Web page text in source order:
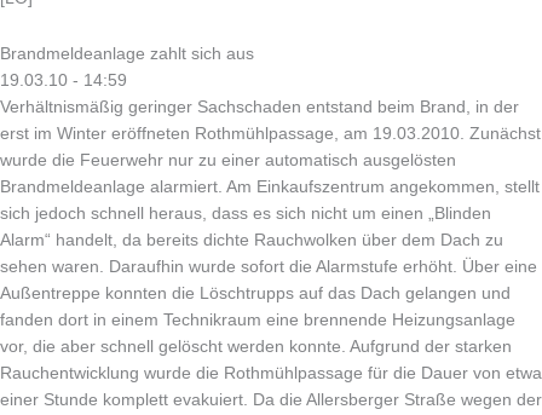
Brandmeldeanlage zahlt sich aus
19.03.10 - 14:59
Verhältnismäßig geringer Sachschaden entstand beim Brand, in der
erst im Winter eröffneten Rothmühlpassage, am 19.03.2010. Zunächst
wurde die Feuerwehr nur zu einer automatisch ausgelösten
Brandmeldeanlage alarmiert. Am Einkaufszentrum angekommen, stellt
sich jedoch schnell heraus, dass es sich nicht um einen „Blinden
Alarm“ handelt, da bereits dichte Rauchwolken über dem Dach zu
sehen waren. Daraufhin wurde sofort die Alarmstufe erhöht. Über eine
Außentreppe konnten die Löschtrupps auf das Dach gelangen und
fanden dort in einem Technikraum eine brennende Heizungsanlage
vor, die aber schnell gelöscht werden konnte. Aufgrund der starken
Rauchentwicklung wurde die Rothmühlpassage für die Dauer von etwa
einer Stunde komplett evakuiert. Da die Allersberger Straße wegen der